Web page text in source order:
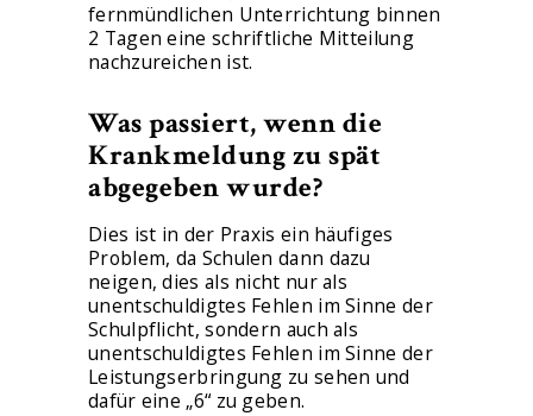
fernmündlichen Unterrichtung binnen
2 Tagen eine schriftliche Mitteilung
nachzureichen ist.
Was passiert, wenn die
Krankmeldung zu spät
abgegeben wurde?
Dies ist in der Praxis ein häufiges
Problem, da Schulen dann dazu
neigen, dies als nicht nur als
unentschuldigtes Fehlen im Sinne der
Schulpflicht, sondern auch als
unentschuldigtes Fehlen im Sinne der
Leistungserbringung zu sehen und
dafür eine „6“ zu geben.